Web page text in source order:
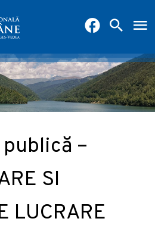
–
SI
LUCRARE